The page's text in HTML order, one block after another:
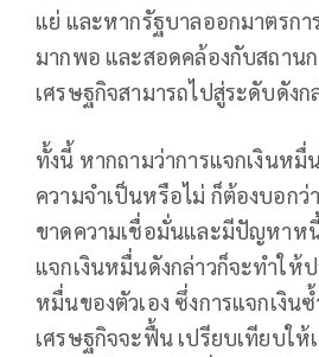
แย่ และหากรัฐบาลออกมาตรก
มากพอ และสอดคล้องกับสถาน
เศรษฐกิจสามารถไปสู่ระดับดังก
ทั้งนี้ หากถามว่าการแจกเงินหมื่
ความจำเป็นหรือไม่ ก็ต้องบอก
ขาดความเชื่อมั่นและมีปัญหาห
แจกเงินหมื่นดังกล่าวก็จะทำให้
หมื่นของตัวเอง ซึ่งการแจกเงิน
เศรษฐกิจจะฟื้น เปรียบเทียบใ